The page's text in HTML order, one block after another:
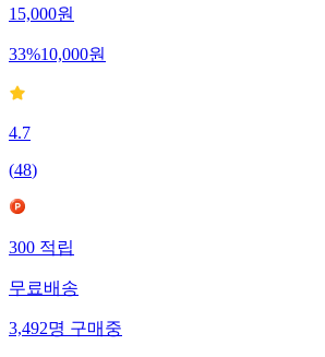
15,000원
33%10,000원
4.7
(48)
300 적립
무료배송
3,492명 구매중